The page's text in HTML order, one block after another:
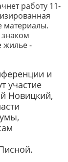
работу 11-
материалы.
жилье -
и
участие
Новицкий,